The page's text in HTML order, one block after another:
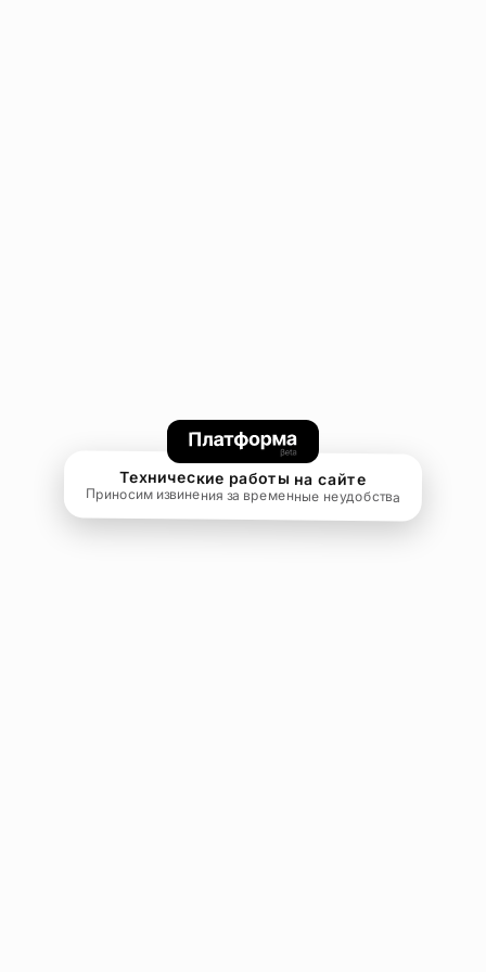
Технические работы на сайте
Приносим извинения за временные неудобства